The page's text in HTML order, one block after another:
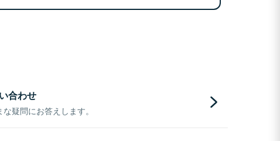
合わせ
疑問にお答えします。